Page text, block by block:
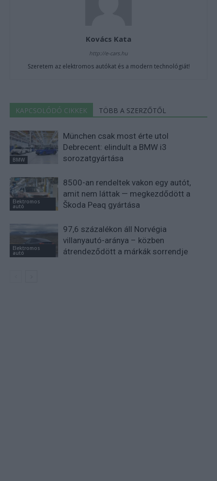
Kovács Kata
http://e-cars.hu
Szeretem az elektromos autókat és a modern technológiát!
KAPCSOLÓDÓ CIKKEK TÖBB A SZERZŐTŐL
BMW
München csak most érte utol
Debrecent: elindult a BMW i3
sorozatgyártása
Elektromos
autó
8500-an rendeltek vakon egy autót,
amit nem láttak — megkezdődött a
Škoda Peaq gyártása
Elektromos
autó
97,6 százalékon áll Norvégia
villanyautó-aránya – közben
átrendeződött a márkák sorrendje